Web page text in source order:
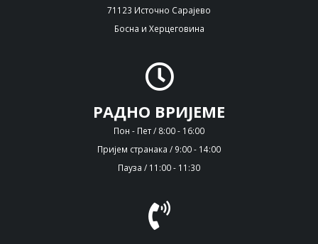
71123 Источно Сарајево
Босна и Херцеговина
РАДНО ВРИЈЕМЕ
Пон - Пет / 8:00 - 16:00
Пријем странака / 9:00 - 14:00
Пауза / 11:00 - 11:30